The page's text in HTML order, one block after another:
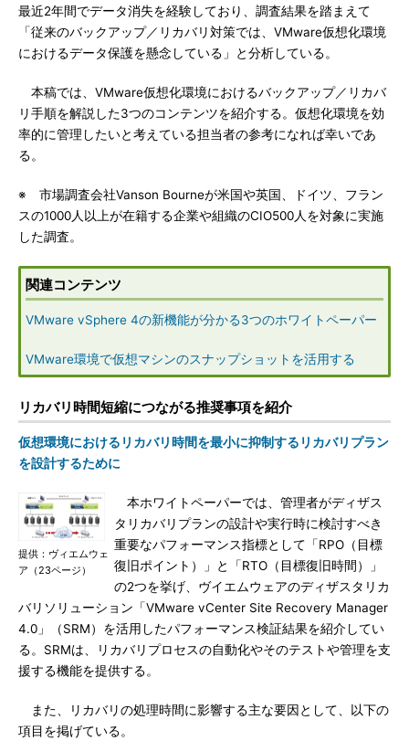
最近2年間でデータ消失を経験しており、調査結果を踏まえて
「従来のバックアップ／リカバリ対策では、VMware仮想化環境
におけるデータ保護を懸念している」と分析している。
本稿では、VMware仮想化環境におけるバックアップ／リカバ
リ手順を解説した3つのコンテンツを紹介する。仮想化環境を効
率的に管理したいと考えている担当者の参考になれば幸いであ
る。
※ 市場調査会社Vanson Bourneが米国や英国、ドイツ、フラン
スの1000人以上が在籍する企業や組織のCIO500人を対象に実施
した調査。
関連コンテンツ
VMware vSphere 4の新機能が分かる3つのホワイトペーパー
VMware環境で仮想マシンのスナップショットを活用する
リカバリ時間短縮につながる推奨事項を紹介
仮想環境におけるリカバリ時間を最小に抑制するリカバリプラン
を設計するために
提供：ヴィエムウェ
ア（23ページ）
本ホワイトペーパーでは、管理者がディザス
タリカバリプランの設計や実行時に検討すべき
重要なパフォーマンス指標として「RPO（目標
復旧ポイント）」と「RTO（目標復旧時間）」
の2つを挙げ、ヴイエムウェアのディザスタリカ
バリソリューション「VMware vCenter Site Recovery Manager
4.0」（SRM）を活用したパフォーマンス検証結果を紹介してい
る。SRMは、リカバリプロセスの自動化やそのテストや管理を支
援する機能を提供する。
また、リカバリの処理時間に影響する主な要因として、以下の
項目を掲げている。